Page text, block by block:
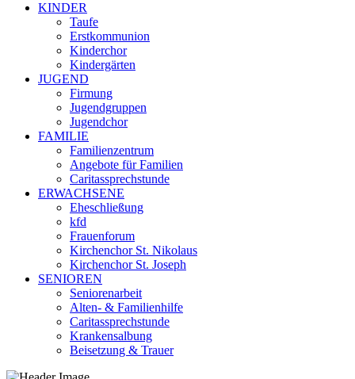
KINDER
Taufe
Erstkommunion
Kinderchor
Kindergärten
JUGEND
Firmung
Jugendgruppen
Jugendchor
FAMILIE
Familienzentrum
Angebote für Familien
Caritassprechstunde
ERWACHSENE
Eheschließung
kfd
Frauenforum
Kirchenchor St. Nikolaus
Kirchenchor St. Joseph
SENIOREN
Seniorenarbeit
Alten- & Familienhilfe
Caritassprechstunde
Krankensalbung
Beisetzung & Trauer